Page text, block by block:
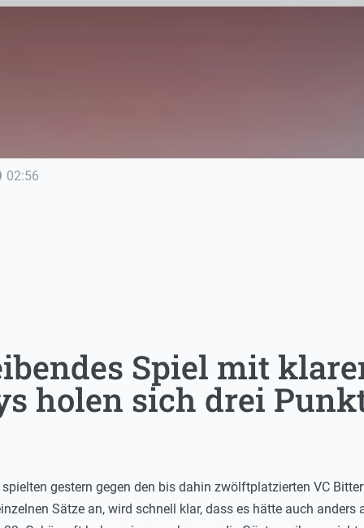
02:56
Spiel mit
holen sich drei
gestern gegen den bis dahin zwölftplatzierten VC
Sätze an, wird schnell klar, dass es hätte auch